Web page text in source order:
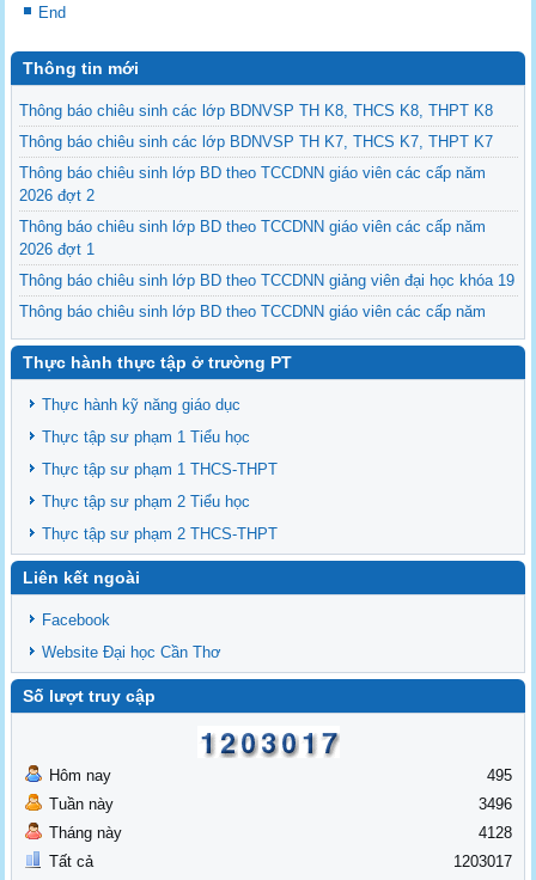
End
Thông tin mới
Thông báo chiêu sinh các lớp BDNVSP TH K8, THCS K8, THPT K8
Thông báo chiêu sinh các lớp BDNVSP TH K7, THCS K7, THPT K7
Thông báo chiêu sinh lớp BD theo TCCDNN giáo viên các cấp năm
2026 đợt 2
Thông báo chiêu sinh lớp BD theo TCCDNN giáo viên các cấp năm
2026 đợt 1
Thông báo chiêu sinh lớp BD theo TCCDNN giảng viên đại học khóa 19
Thông báo chiêu sinh lớp BD theo TCCDNN giáo viên các cấp năm
Thông báo chiêu sinh các lớp BDNVSP TH K6, THCS K6, THPT K6
Thông báo chiêu sinh lớp BD NVSP cấp chứng nhận khóa 4 năm 2025
Thông báo chiêu sinh lớp BD NVSP dạy đại học, cao đẳng, trung cấp
cấp chứng nhận khóa 03
Thông báo tổng khai giảng các lớp BDNVSP TH K5, THCS K5, THPT
K5
Thực hành thực tập ở trường PT
Thực hành kỹ năng giáo dục
Thực tập sư phạm 1 Tiểu học
Thực tập sư phạm 1 THCS-THPT
Thực tập sư phạm 2 Tiểu học
Thực tập sư phạm 2 THCS-THPT
Liên kết ngoài
Facebook
Website Đại học Cần Thơ
Số lượt truy cập
Hôm nay
Tuần này
Tháng này
Tất cả
495
3496
4128
1203017